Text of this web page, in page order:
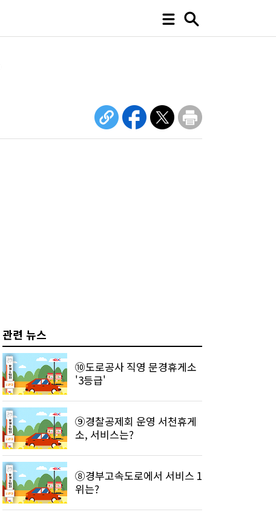
관련 뉴스
⑩도로공사 직영 문경휴게소
'3등급'
⑨경찰공제회 운영 서천휴게
소, 서비스는?
⑧경부고속도로에서 서비스 1
위는?